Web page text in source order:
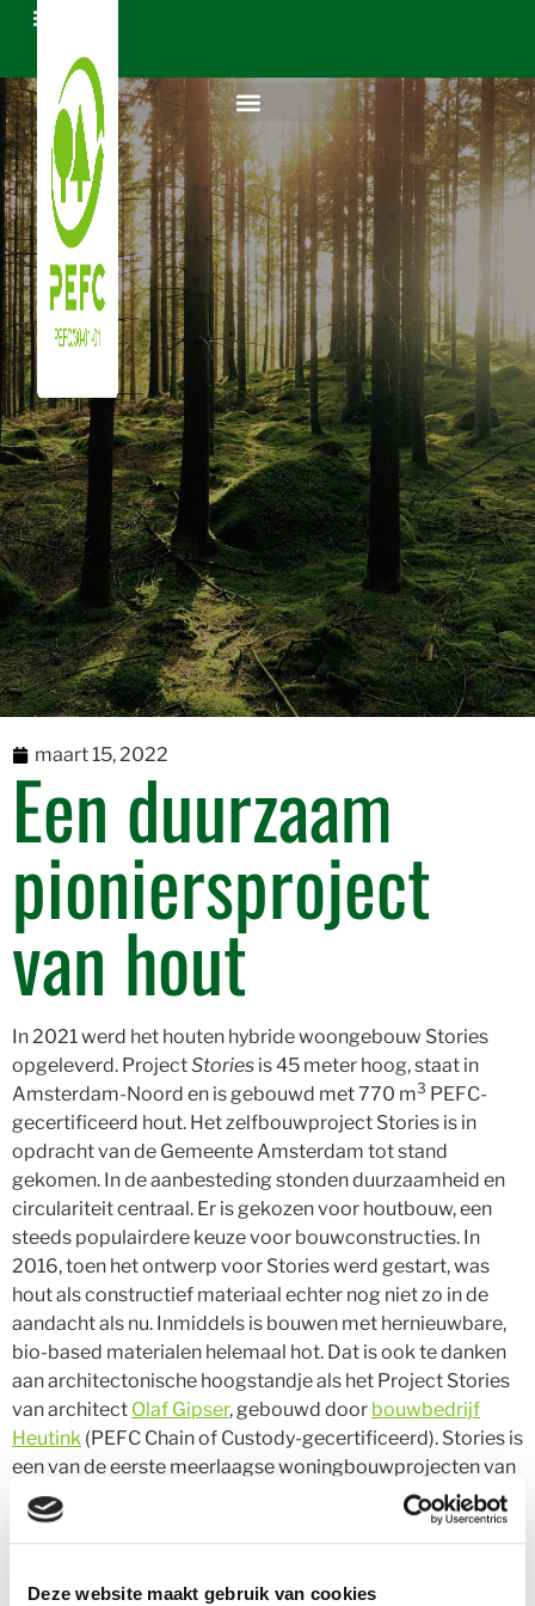
Deze website maakt gebruik van cookies
maart 15, 2022
Een duurzaam
pioniersproject
van hout
In 2021 werd het houten hybride woongebouw Stories
opgeleverd. ProjectStories is 45 meter hoog, staat in
Amsterdam-Noord en is gebouwd met 770 m3 PEFC-
gecertificeerd hout. Het zelfbouwproject Stories is in
opdracht van de Gemeente Amsterdam tot stand
gekomen. In de aanbesteding stonden duurzaamheid en
circulariteit centraal. Er is gekozen voor houtbouw, een
steeds populairdere keuze voor bouwconstructies. In
2016, toen het ontwerp voor Stories werd gestart, was
hout als constructief materiaal echter nog niet zo in de
aandacht als nu. Inmiddels is bouwen met hernieuwbare,
bio-based materialen helemaal hot. Dat is ook te danken
aan architectonische hoogstandje als het Project Stories
van architect Olaf Gipser, gebouwd door bouwbedrijf
Heutink (PEFC Chain of Custody-gecertificeerd). Stories is
een van de eerste meerlaagse woningbouwprojecten van
massiefhout in Nederland. Het was een pioniersproject
dat waardevolle inzichten heeft gebracht voor de
uitdaging en een leerproces.Een collectieve uitdaging